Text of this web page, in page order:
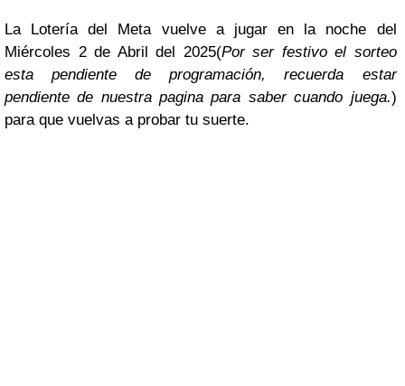
La Lotería del Meta vuelve a jugar en la noche del
Miércoles 2 de Abril del 2025(Por ser festivo el sorteo
esta pendiente de programación, recuerda estar
pendiente de nuestra pagina para saber cuando juega.)
para que vuelvas a probar tu suerte.